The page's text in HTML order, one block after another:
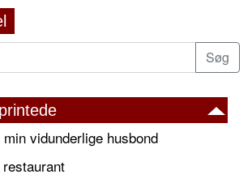
vidunderlige husbond